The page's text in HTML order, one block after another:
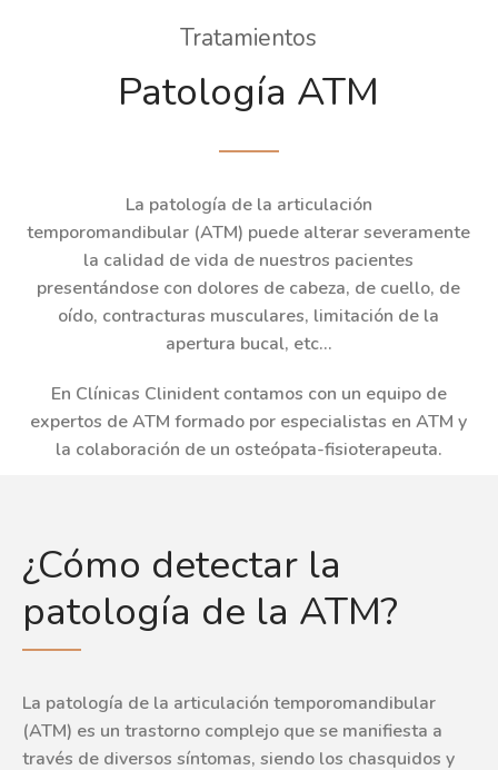
Tratamientos
Patología ATM
La patología de la articulación
temporomandibular (ATM) puede alterar severamente
la calidad de vida de nuestros pacientes
presentándose con dolores de cabeza, de cuello, de
oído, contracturas musculares, limitación de la
apertura bucal, etc…
En Clínicas Clinident contamos con un equipo de
expertos de ATM formado por especialistas en ATM y
la colaboración de un osteópata-fisioterapeuta.
¿Cómo detectar la
patología de la ATM?
La patología de la articulación temporomandibular
(ATM) es un trastorno complejo que se manifiesta a
través de diversos síntomas, siendo los chasquidos y